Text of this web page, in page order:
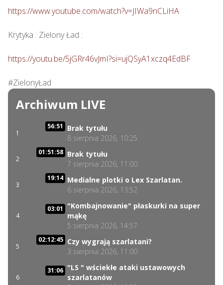
https://www.youtube.com/watch?v=JIWa9nCLiHA
Krytyka : Zielony Ład :
https://youtu.be/5jGRr46vJmI?si=ujQSyA1xczq4EdBF
#ZielonyŁad
Archiwum LIVE
1
56:51
Brak tytułu
8 sierpnia 2026, 10:25
2
01:51:58 Brak tytułu
7 sierpnia 2026, 11:00
3
19:14 Medialne plotki o Lex Szarlatan.
6 sierpnia 2026, 13:52
4
03:01
"Kombajnowanie" płaskurki na super
mąkę
5 sierpnia 2026, 14:57
5
02:12:45 Czy wygrają szarlatani?
3 sierpnia 2026, 11:00
6
31:06 "LS " wściekłe ataki ustawowych
szarlatanów